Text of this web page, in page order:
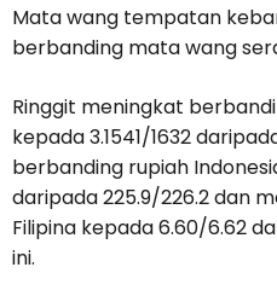
Mata wang tempatan
berbanding mata wang
Ringgit meningkat
kepada 3.1541/1632
berbanding rupiah
daripada 225.9/226.2 dan
Filipina kepada 6.60/6.62
ini.